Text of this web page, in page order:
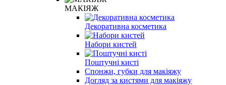
МАКІЯЖ
Декоративна косметика
Набори кистей
Поштучні кисті
Спонжи, губки для макіяжу
Догляд за кистями для макіяжу